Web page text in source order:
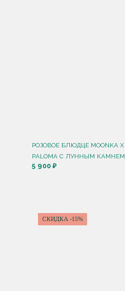
РОЗОВОЕ БЛЮДЦЕ MOONKA X
PALOMA С ЛУННЫМ КАМНЕМ
5 900 ₽
СКИДКА -15%